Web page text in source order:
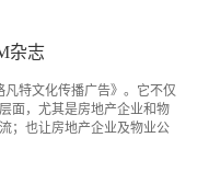
杂志
凡特文化传播广告》。它不仅
面，尤其是房地产企业和物
；也让房地产企业及物业公